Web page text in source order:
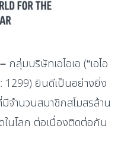
กลุ่มบริษัทเอไอเอ (“เอไอ
1299) ยินดีเป็นอย่างยิ่ง
มีจำนวนสมาชิกสโมสรล้าน
ในโลก ต่อเนื่องติดต่อกัน